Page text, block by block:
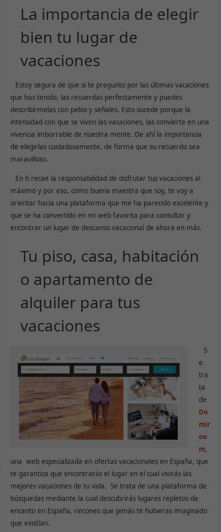
La importancia de elegir
bien tu lugar de
vacaciones
Estoy segura de que si te pregunto por las últimas vacaciones
que has tenido, las recuerdas perfectamente y puedes
describírmelas con pelos y señales. Esto sucede porque la
intensidad con que se viven las vacaciones, las convierte en una
vivencia imborrable de nuestra mente. De ahí la importancia
de elegirlas cuidadosamente, de forma que su recuerdo sea
maravilloso.
En ti recae la responsabilidad de disfrutar tus vacaciones al
máximo y por eso, como buena maestra que soy, te voy a
orientar hacia una plataforma que me ha parecido excelente y
que se ha convertido en mi web favorita para consultar y
encontrar un lugar de descanso vacacional de ahora en más.
Tu piso, casa, habitación
o apartamento de
alquiler para tus
vacaciones
S
e
tra
ta
de
Do
mir
oo
m,
una web especializada en ofertas vacacionales en España, que
te garantiza que encontrarás el lugar en el cual vivirás las
mejores vacaciones de tu vida. Se trata de una plataforma de
búsquedas mediante la cual descubrirás lugares repletos de
encanto en España, rincones que jamás te hubieras imaginado
que existían.